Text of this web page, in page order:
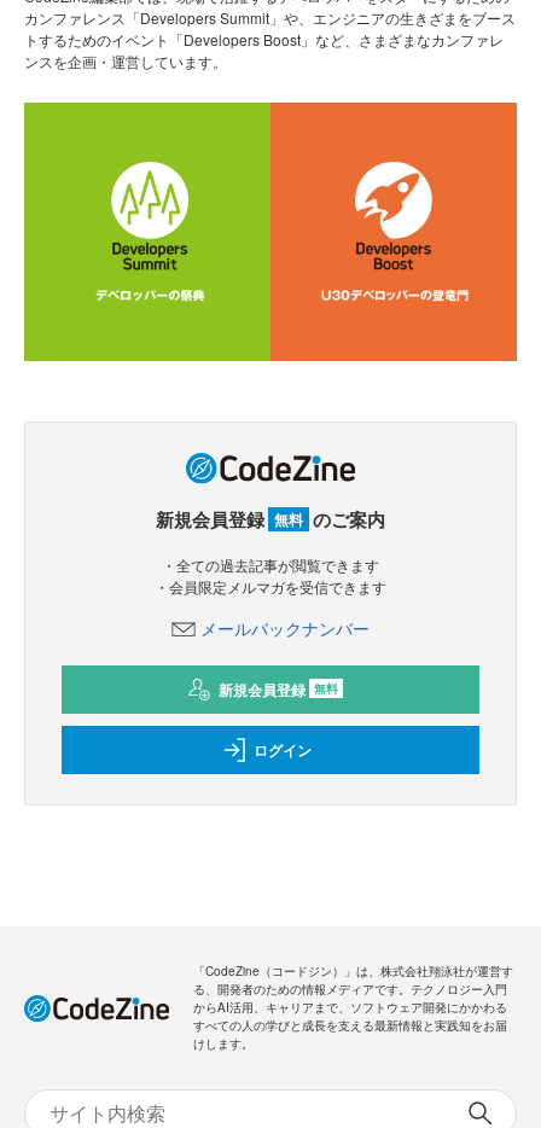
カンファレンス「Developers Summit」や、エンジニアの生きざまをブース
トするためのイベント「Developers Boost」など、さまざまなカンファレ
ンスを企画・運営しています。
新規会員登録 無料 のご案内
・全ての過去記事が閲覧できます
・会員限定メルマガを受信できます
メールバックナンバー
新規会員登録 無料
ログイン
「CodeZine（コードジン）」は、株式会社翔泳社が運営す
る、開発者のための情報メディアです。テクノロジー入門
からAI活用、キャリアまで、ソフトウェア開発にかかわる
すべての人の学びと成長を支える最新情報と実践知をお届
けします。